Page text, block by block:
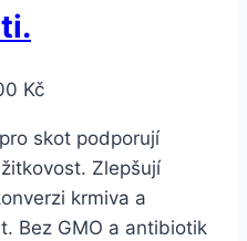
KčRozpětí
270,00 Kč
až
1000,00 Kč
skot podporují
Zlepšují
krmiva a
Bez GMO a antibiotik